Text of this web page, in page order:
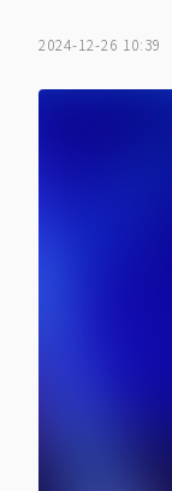
2024-12-26 10:39